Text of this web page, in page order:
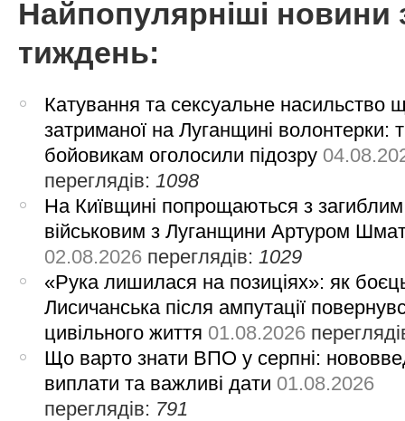
Найпопулярніші новини
тиждень:
Катування та сексуальне насильство
затриманої на Луганщині волонтерки:
бойовикам оголосили підозру
переглядів: 1098
На Київщині попрощаються з загиблим
військовим з Луганщини Артуром
02.08.2026 переглядів: 1029
«Рука лишилася на позиціях»: як
Лисичанська після ампутації
цивільного життя 01.08.2026
Що варто знати ВПО у серпні:
виплати та важливі дати 01.08.2026
переглядів: 791